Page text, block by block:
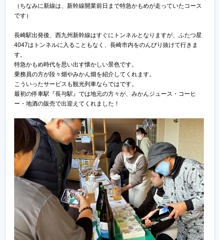
（ちなみに新線は、新幹線開業前日まで特急かもめが走っていたコース
です）
長崎駅出発後、西九州新幹線はすぐにトンネルとなりますが、ふたつ星
4047はトンネルに入ることもなく、長崎市内をのんびり抜けて行きま
す。
特急かもめ時代を思い出す懐かしい景色です。
乗務員の方が段々畑やみかん畑を紹介してくれます。
こういったサービスも観光列車ならではです。
最初の停車駅『長与駅』では地元の方々が、みかんジュース・コーヒ
ー・地酒の販売で出迎えてくれました！